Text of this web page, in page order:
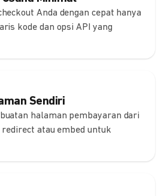
Anda dengan cepat hanya
kode dan opsi API yang
Sendiri
halaman pembayaran dari
redirect atau embed untuk